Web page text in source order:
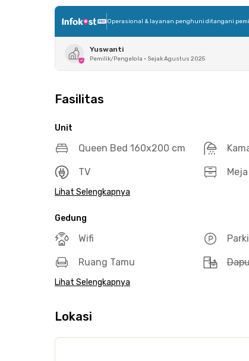
Operasional & layanan penghuni ditangani
Yuswanti
Pemilik/Pengelola • Sejak Agustus 2025
Fasilitas
Unit
Queen Bed 160x200 cm
TV Meja
Lihat Selengkapnya
Gedung
Wifi
Ruang Tamu
Lihat Selengkapnya
Lokasi